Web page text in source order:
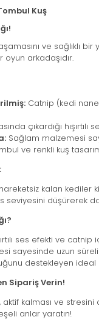
Kuş
ve sağlıklı
arkadaşıdır.
Catnip (kedi
çıkardığı
Sağlam malzemesi
ve renkli kuş
kalan kediler
seviyesini düşürerek
ses efekti ve
sayesinde uzun süreli
destekleyen ideal
Sipariş Verin!
kalması ve stresini
anlar yaratın!